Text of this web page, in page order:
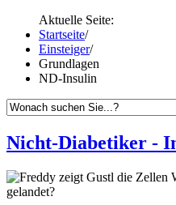
Aktuelle Seite:
Startseite/
Einsteiger/
Grundlagen
ND-Insulin
Nicht-Diabetiker -
gelandet?